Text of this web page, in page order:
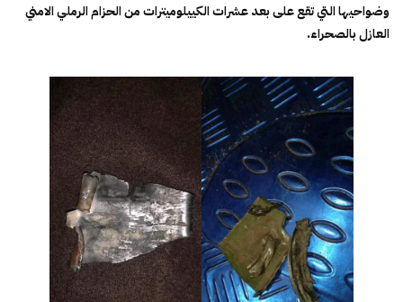
وضواحيها التي تقع على بعد عشرات الكييلوميترات من الحزام الرملي الامني
العازل بالصحراء.